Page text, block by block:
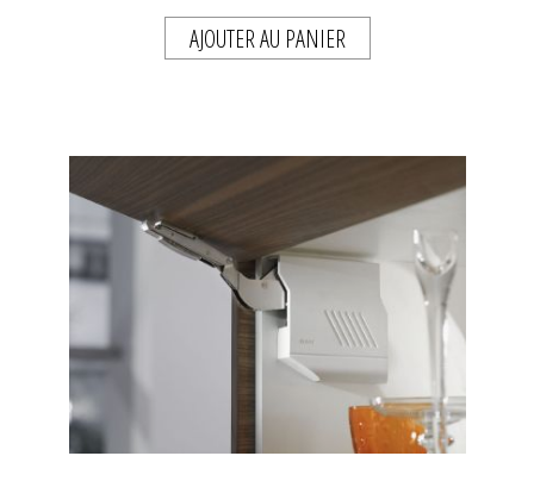
AJOUTER AU PANIER